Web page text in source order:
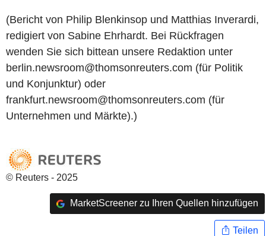
(Bericht von Philip Blenkinsop und Matthias Inverardi,
redigiert von Sabine Ehrhardt. Bei Rückfragen
wenden Sie sich bittean unsere Redaktion unter
berlin.newsroom@thomsonreuters.com (für Politik
und Konjunktur) oder
frankfurt.newsroom@thomsonreuters.com (für
Unternehmen und Märkte).)
© Reuters - 2025
MarketScreener zu Ihren Quellen hinzufügen
Teilen